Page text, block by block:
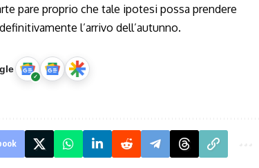
pare proprio che tale ipotesi possa prendere
l’arrivo dell’autunno.